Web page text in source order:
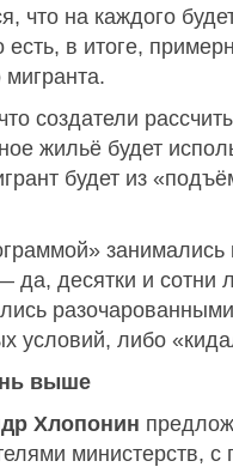
что на каждого
есть, в итоге,
мигранта.
создатели
жильё будет
будет из
да, десятки и сотни
условий, либо
выше
Хлопонин
министерств,